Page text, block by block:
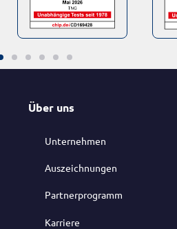
Über uns
Unternehmen
Auszeichnungen
Partnerprogramm
Karriere